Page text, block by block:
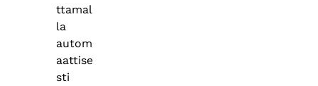
ttamal
la
autom
aattise
sti